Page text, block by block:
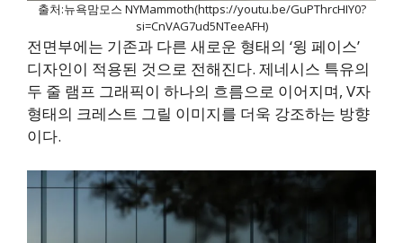
출처:뉴욕맘모스 NYMammoth(https://youtu.be/GuPThrcHIY0?
si=CnVAG7ud5NTeeAFH)
전면부에는 기존과 다른 새로운 형태의 ‘윙 페이스’
디자인이 적용된 것으로 전해진다. 제네시스 특유의
두 줄 램프 그래픽이 하나의 흐름으로 이어지며, V자
형태의 크레스트 그릴 이미지를 더욱 강조하는 방향
이다.